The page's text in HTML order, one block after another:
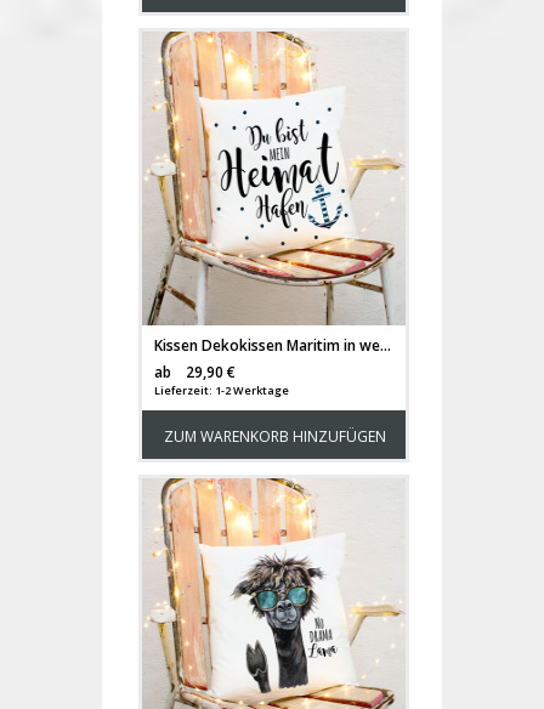
Kissen Dekokissen Maritim in weiß mit Anker & Spruch "Du bist mein Heimathafen" inklusive Füllung k70
ab
29,90 €
Lieferzeit: 1-2 Werktage
ZUM WARENKORB HINZUFÜGEN